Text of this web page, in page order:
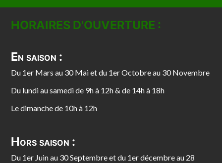
HORAIRES D'OUVERTURE :
En saison :
Du 1er Mars au 30 Mai et du 1er Octobre au 30 Novembre
Du lundi au samedi de 9h à 12h & de 14h à 18h
Le dimanche de 10h à 12h
Hors saison :
Du 1er Juin au 30 Septembre et du 1er décembre au 28